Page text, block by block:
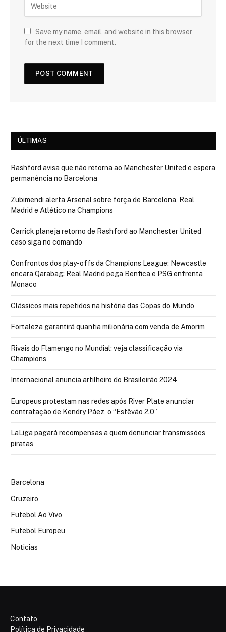
Save my name, email, and website in this browser
for the next time I comment.
ÚLTIMAS
Rashford avisa que não retorna ao Manchester United e espera
permanência no Barcelona
Zubimendi alerta Arsenal sobre força de Barcelona, Real
Madrid e Atlético na Champions
Carrick planeja retorno de Rashford ao Manchester United
caso siga no comando
Confrontos dos play-offs da Champions League: Newcastle
encara Qarabag; Real Madrid pega Benfica e PSG enfrenta
Monaco
Clássicos mais repetidos na história das Copas do Mundo
Fortaleza garantirá quantia milionária com venda de Amorim
Rivais do Flamengo no Mundial: veja classificação via
Champions
Internacional anuncia artilheiro do Brasileirão 2024
Europeus protestam nas redes após River Plate anunciar
contratação de Kendry Páez, o “Estêvão 2.0”
LaLiga pagará recompensas a quem denunciar transmissões
piratas
Barcelona
Cruzeiro
Futebol Ao Vivo
Futebol Europeu
Noticias
Contato
Política de Privacidade